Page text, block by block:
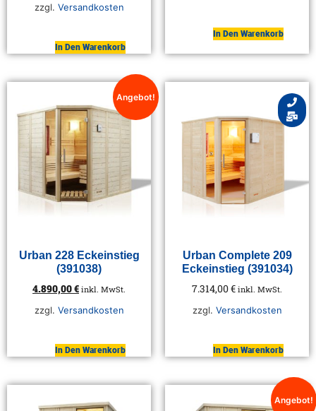
zzgl. Versandkosten
In Den Warenkorb
In Den Warenkorb
Angebot!
Urban 228 Eckeinstieg
(391038)
4.890,00€ inkl. MwSt.
zzgl. Versandkosten
In Den Warenkorb
Urban Complete 209
Eckeinstieg (391034)
7.314,00€ inkl. MwSt.
zzgl. Versandkosten
In Den Warenkorb
Angebot!